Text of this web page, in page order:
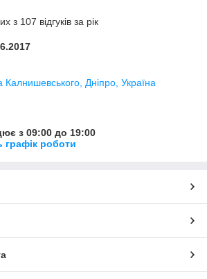
з 107 відгуків за рік
Калнишевського, Дніпро, Україна
з 09:00 до 19:00
графік роботи